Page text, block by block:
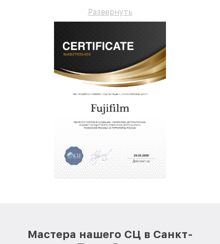
Развернуть
Мастера нашего СЦ в Санкт-